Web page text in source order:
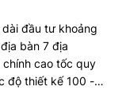
đầu tư khoảng
bàn 7 địa
chính cao tốc quy
độ thiết kế 100 -